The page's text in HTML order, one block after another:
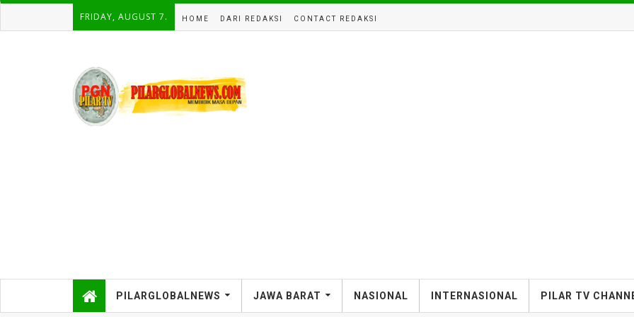
FRIDAY, AUGUST 7. HOME DARI REDAKSI CONTACT REDAKSI
PILARGLOBALNEWS JAWA BARAT NASIONAL INTERNASIONAL PILAR TV